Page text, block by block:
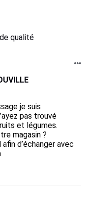
qualité
je suis
pas trouvé
et légumes.
magasin ?
d’échanger avec